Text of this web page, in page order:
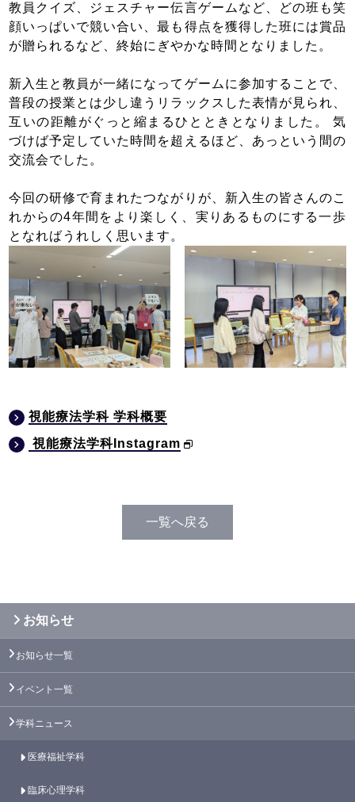
教員クイズ、ジェスチャー伝言ゲームなど、どの班も笑
顔いっぱいで競い合い、最も得点を獲得した班には賞品
が贈られるなど、終始にぎやかな時間となりました。
新入生と教員が一緒になってゲームに参加することで、
普段の授業とは少し違うリラックスした表情が見られ、
互いの距離がぐっと縮まるひとときとなりました。 気
づけば予定していた時間を超えるほど、あっという間の
交流会でした。
今回の研修で育まれたつながりが、新入生の皆さんのこ
れからの4年間をより楽しく、実りあるものにする一歩
となればうれしく思います。
視能療法学科 学科概要
視能療法学科Instagram
一覧へ戻る
お知らせ
お知らせ一覧
イベント一覧
学科ニュース
医療福祉学科
臨床心理学科